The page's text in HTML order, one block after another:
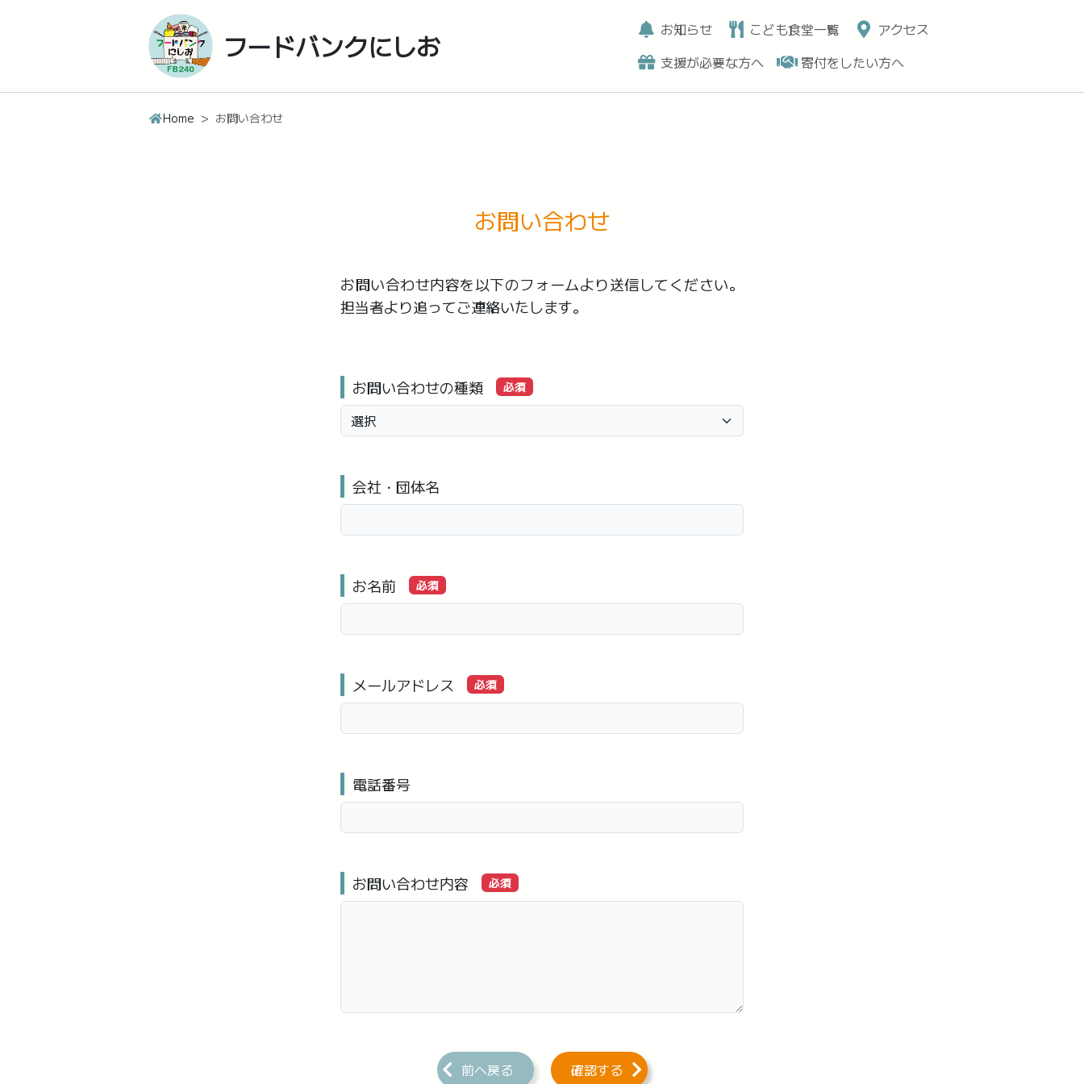
フードバンクにしお お知らせ こども食堂一覧
アクセス
支援が必要な方へ
寄付をしたい方へ
Home お問い合わせ
お問い合わせ
お問い合わせ内容を以下のフォームより送信してください。
担当者より追ってご連絡いたします。
お問い合わせの種類 必須
会社・団体名
お名前 必須
メールアドレス 必須
電話番号
お問い合わせ内容 必須
前へ戻る 確認する